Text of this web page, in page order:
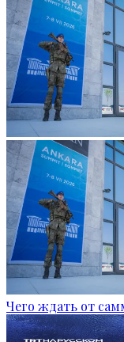
Чего ждать от